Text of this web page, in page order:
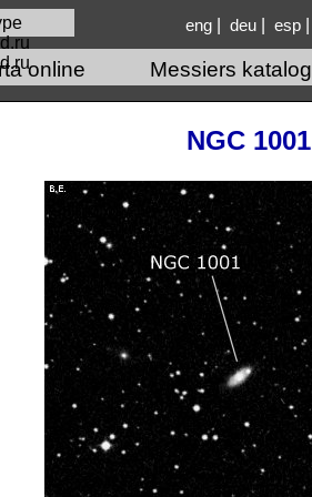
eng deu esp
online Messiers katalog
NGC 1001